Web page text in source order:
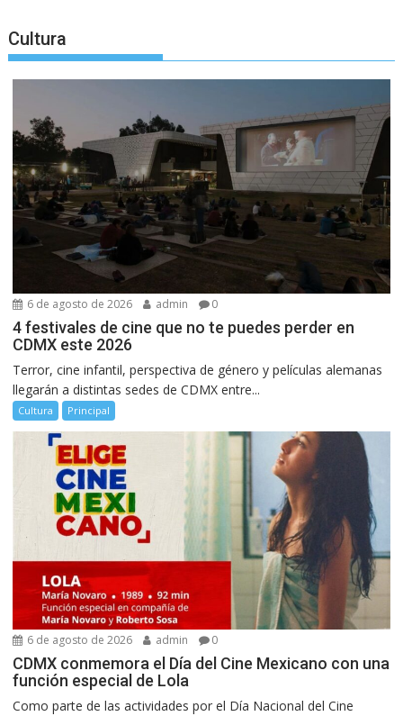
Cultura
6 de agosto de 2026 admin 0
4 festivales de cine que no te puedes perder en
CDMX este 2026
Terror, cine infantil, perspectiva de género y películas alemanas
llegarán a distintas sedes de CDMX entre...
Cultura Principal
6 de agosto de 2026 admin 0
CDMX conmemora el Día del Cine Mexicano con una
función especial de Lola
Como parte de las actividades por el Día Nacional del Cine